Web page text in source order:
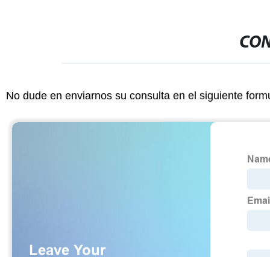
No dude en enviarnos su consulta en el siguiente